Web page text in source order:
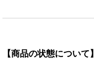
【商品の状態について】